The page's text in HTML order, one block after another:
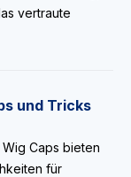
vertraute
und Tricks
Caps bieten
für